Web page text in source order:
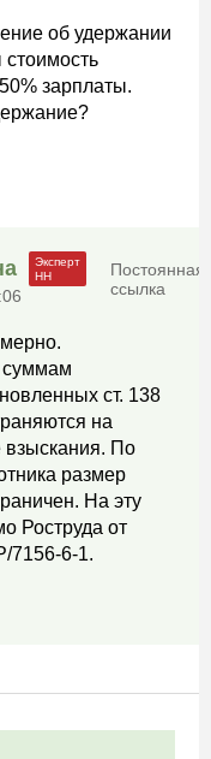
об удержании
стоимость
зарплаты.
Постоянная
ссылка
суммам
ст. 138
на
взыскания. По
размер
На эту
Роструда от
7156-6-1.